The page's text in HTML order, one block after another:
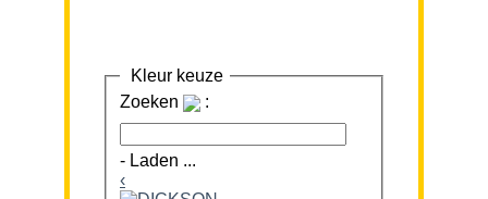
Kleur keuze
Zoeken
:
- Laden ...
‹